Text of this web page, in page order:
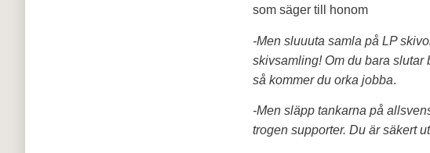
som säger till honom
-Men sluuuta samla på LP
skivsamling! Om du bara
så kommer du orka jobba.
-Men släpp tankarna på
trogen supporter. Du är säkert